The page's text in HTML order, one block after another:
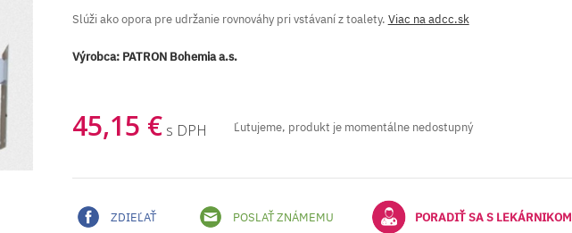
Slúži ako opora pre udržanie rovnováhy pri vstávaní z toalety. Viac na adcc.sk
Výrobca: PATRON Bohemia a.s.
45,15 € s DPH Ľutujeme, produkt je momentálne nedostupný
ZDIEĽAŤ POSLAŤ ZNÁMEMU PORADIŤ SA S LEKÁRNIKOM